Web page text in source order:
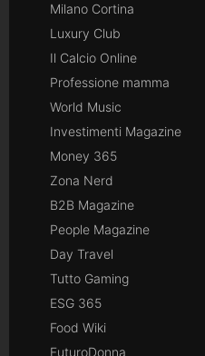
Milano Cortina
Luxury Club
Il Calcio Online
Professione mamma
World Music
Investimenti Magazine
Money 365
Zona Nerd
B2B Magazine
People Magazine
Day Travel
Tutto Gaming
ESG 365
Food Wiki
FuturoDonna